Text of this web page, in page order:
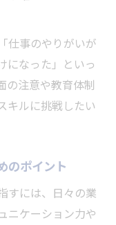
仕事のやりがいが
になった」といっ
の注意や教育体制
キルに挑戦したい
のポイント
すには、日々の業
ニケーション力や